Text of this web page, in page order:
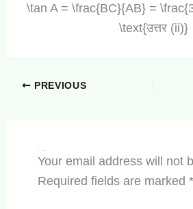
\tan A = \frac{BC}{AB} =
\text{उत्तर (ii)}
PREVIOUS
Your email address will not
Required fields are marked *